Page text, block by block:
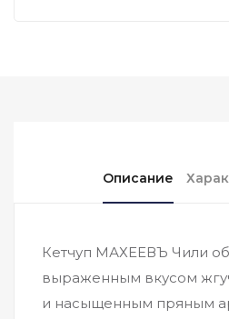
Описание
Кетчуп МАХЕЕВЪ Чили
выраженным вкусом
и насыщенным пряным